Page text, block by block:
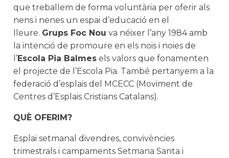
que treballem de forma voluntària per oferir als
nens i nenes un espai d’educació en el
lleure. Grups Foc Nou va néixer l’any 1984 amb
la intenció de promoure en els nois i noies de
l’Escola Pia Balmes els valors que fonamenten
el projecte de l’Escola Pia. També pertanyem a la
federació d’esplais del MCECC (Moviment de
Centres d’Esplais Cristians Catalans).
QUÈ OFERIM?
Esplai setmanal divendres, convivències
trimestrals i campaments Setmana Santa i